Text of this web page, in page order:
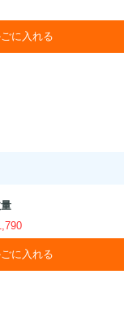
に入れる
に入れる